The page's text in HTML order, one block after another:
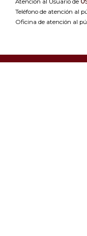
Atención al Usuario de
Teléfono de atención al
Oficina de atención al